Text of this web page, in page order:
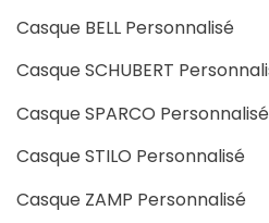
Casque BELL Personnalisé
Casque SCHUBERT
Casque SPARCO Personnalisé
Casque STILO Personnalisé
Casque ZAMP Personnalisé